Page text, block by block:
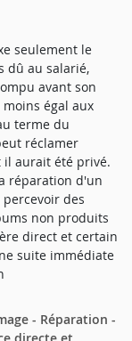
seulement le
dû au salarié,
avant son
égal aux
terme du
réclamer
aurait été privé.
réparation d'un
des
non produits
direct et certain
suite immédiate
- Réparation -